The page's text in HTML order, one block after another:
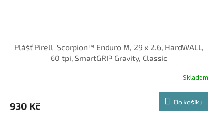
Plášť Pirelli Scorpion™ Enduro M, 29 x 2.6, HardWALL,
60 tpi, SmartGRIP Gravity, Classic
Skladem
930 Kč Do košíku